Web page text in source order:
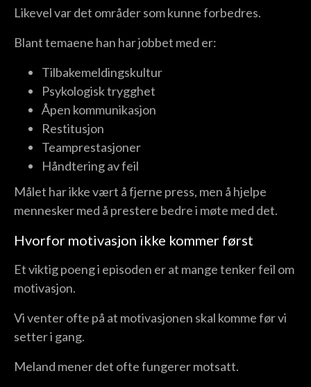
Likevel var det områder som kunne forbedres.
Blant temaene han har jobbet med er:
Tilbakemeldingskultur
Psykologisk trygghet
Åpen kommunikasjon
Restitusjon
Teamprestasjoner
Håndtering av feil
Målet har ikke vært å fjerne press, men å hjelpe
mennesker med å prestere bedre i møte med det.
Hvorfor motivasjon ikke kommer først
Et viktig poeng i episoden er at mange tenker feil om
motivasjon.
Vi venter ofte på at motivasjonen skal komme før vi
setter i gang.
Meland mener det ofte fungerer motsatt.